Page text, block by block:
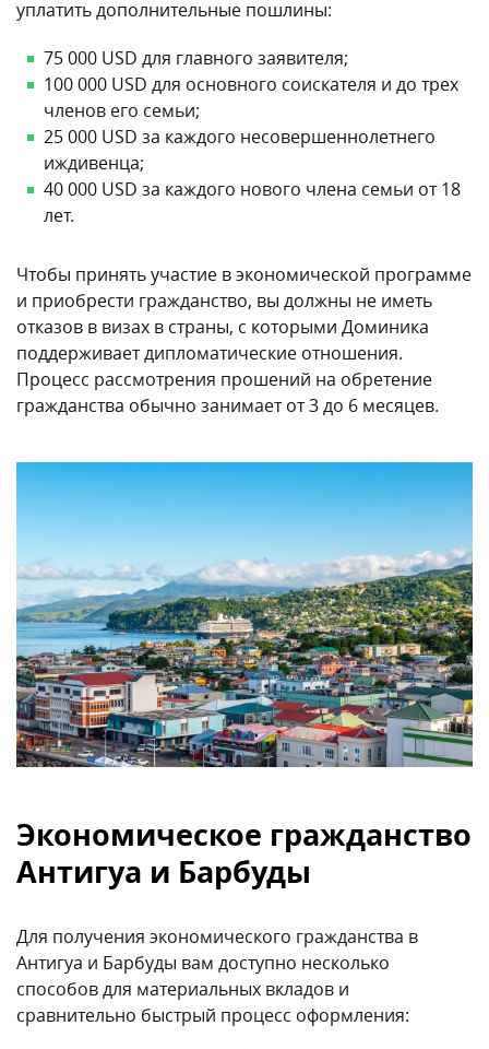
уплатить дополнительные пошлины:
75 000 USD для главного заявителя;
100 000 USD для основного соискателя и до трех
членов его семьи;
25 000 USD за каждого несовершеннолетнего
иждивенца;
40 000 USD за каждого нового члена семьи от 18
лет.
Чтобы принять участие в экономической программе
и приобрести гражданство, вы должны не иметь
отказов в визах в страны, с которыми Доминика
поддерживает дипломатические отношения.
Процесс рассмотрения прошений на обретение
гражданства обычно занимает от 3 до 6 месяцев.
Экономическое гражданство
Антигуа и Барбуды
Для получения экономического гражданства в
Антигуа и Барбуды вам доступно несколько
способов для материальных вкладов и
сравнительно быстрый процесс оформления: